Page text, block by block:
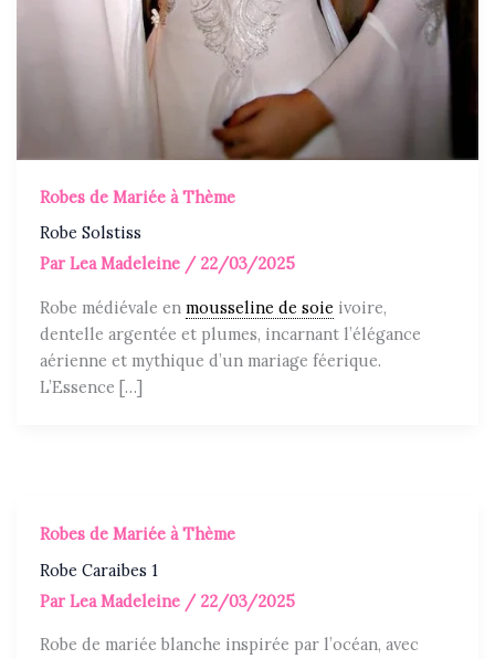
Robes de Mariée à Thème
Robe Solstiss
ParLea Madeleine / 22/03/2025
Robe médiévale enmousseline de soie ivoire,
dentelle argentée et plumes, incarnant l’élégance
aérienne et mythique d’un mariage féerique.
L’Essence […]
Robes de Mariée à Thème
Robe Caraibes 1
ParLea Madeleine / 22/03/2025
Robe de mariée blanche inspirée par l’océan, avec